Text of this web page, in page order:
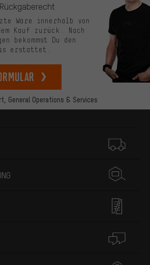
General Operations & Services
Ware innerhalb von
Kauf zurück. Nach
bekommst Du den
erstattet.